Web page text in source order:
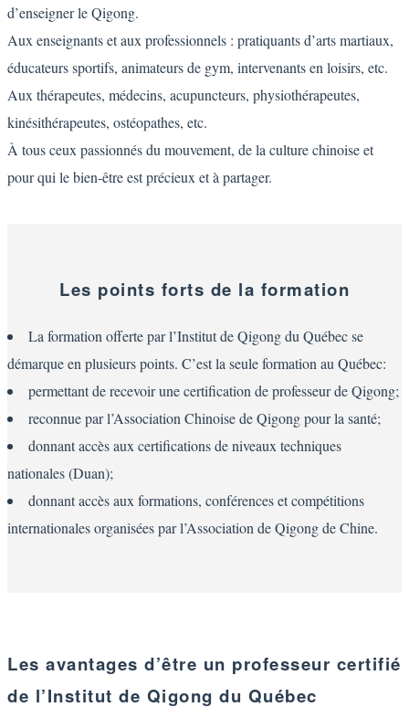
d’enseigner le Qigong.
Aux enseignants et aux professionnels : pratiquants d’arts martiaux,
éducateurs sportifs, animateurs de gym, intervenants en loisirs, etc.
Aux thérapeutes, médecins, acupuncteurs, physiothérapeutes,
kinésithérapeutes, ostéopathes, etc.
À tous ceux passionnés du mouvement, de la culture chinoise et
pour qui le bien-être est précieux et à partager.
Les points forts de la formation
La formation offerte par l’Institut de Qigong du Québec se
démarque en plusieurs points. C’est la seule formation au Québec:
permettant de recevoir une certification de professeur de Qigong;
reconnue par l’Association Chinoise de Qigong pour la santé;
donnant accès aux certifications de niveaux techniques
nationales (Duan);
donnant accès aux formations, conférences et compétitions
internationales organisées par l’Association de Qigong de Chine.
Les avantages d’être un professeur certifié
de l’Institut de Qigong du Québec